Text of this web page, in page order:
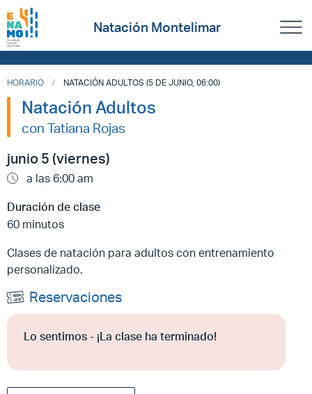
Natación Montelimar
HORARIO NATACIÓN ADULTOS (5 DE JUNIO, 06:00)
Natación Adultos
con Tatiana Rojas
junio 5 (viernes)
a las 6:00 am
Duración de clase
60 minutos
Clases de natación para adultos con entrenamiento
personalizado.
Reservaciones
Lo sentimos - ¡La clase ha terminado!